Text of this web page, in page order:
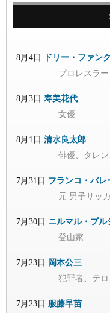
8月4日
ドリー・ファン
プロレスラー
8月3日 寿美花代
女優
8月1日 清水良太郎
俳優、タレン
7月31日 フランコ・バレ
元 男子サッ
7月30日 ニルマル・プル
登山家
7月23日 岡本公三
犯罪者、テロ
7月23日 服藤早苗